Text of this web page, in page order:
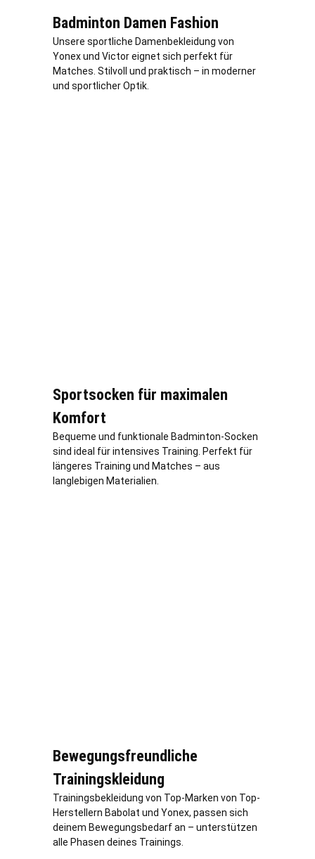
Badminton Damen Fashion
Unsere sportliche Damenbekleidung von
Yonex und Victor eignet sich perfekt für
Matches. Stilvoll und praktisch – in moderner
und sportlicher Optik.
Sportsocken für maximalen
Komfort
Bequeme und funktionale Badminton-Socken
sind ideal für intensives Training. Perfekt für
längeres Training und Matches – aus
langlebigen Materialien.
Bewegungsfreundliche
Trainingskleidung
Trainingsbekleidung von Top-Marken von Top-
Herstellern Babolat und Yonex, passen sich
deinem Bewegungsbedarf an – unterstützen
alle Phasen deines Trainings.